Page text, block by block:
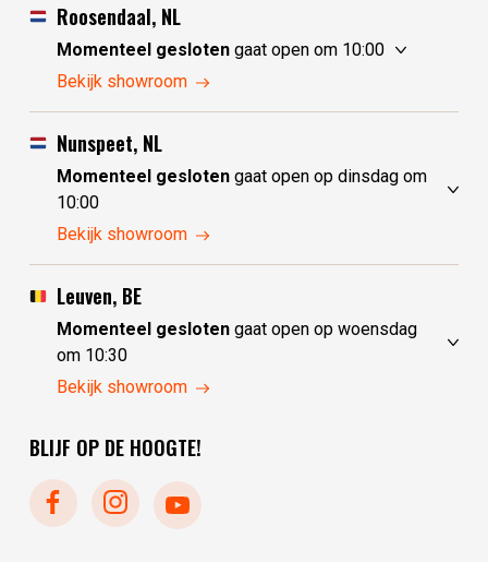
Roosendaal, NL
Momenteel geslotengaat open om 10:00
zondag
maandag
10:00 - 17:30
dinsdag
woensdag
gesloten
donderdag
10:00 - 17:30
vrijdag
Bekijk showroom
Nunspeet, NL
Momenteel geslotengaat open op dinsdag om
10:00
zondag
maandag
gesloten
dinsdag
woensdag
10:00 - 17:30
donderdag
10:00 - 17:30
vrijdag
Bekijk showroom
Leuven, BE
Momenteel geslotengaat open op woensdag
om 10:30
zondag
dinsdag
donderdag
vrijdag
Bekijk showroom
BLIJF OP DE HOOGTE!